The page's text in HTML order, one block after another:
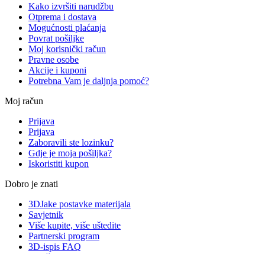
Kako izvršiti narudžbu
Otprema i dostava
Mogućnosti plaćanja
Povrat pošiljke
Moj korisnički račun
Pravne osobe
Akcije i kuponi
Potrebna Vam je daljnja pomoć?
Moj račun
Prijava
Prijava
Zaboravili ste lozinku?
Gdje je moja pošiljka?
Iskoristiti kupon
Dobro je znati
3DJake postavke materijala
Savjetnik
Više kupite, više uštedite
Partnerski program
3D-ispis FAQ